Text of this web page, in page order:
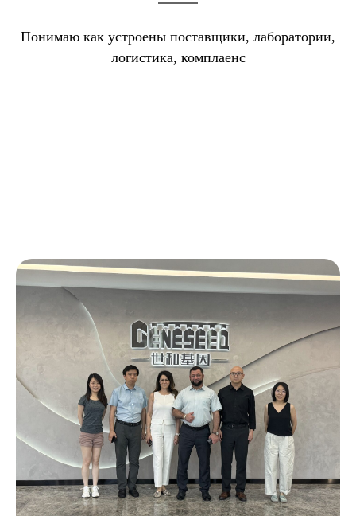
Понимаю как устроены поставщики, лаборатории,
логистика, комплаенс